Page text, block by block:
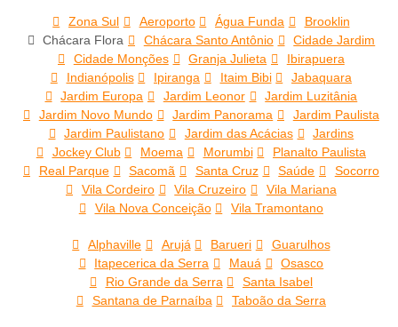
Zona Sul Aeroporto Água Funda
Brooklin
Chácara Flora
Chácara Santo Antônio
Cidade Jardim
Cidade Monções
Granja Julieta
Ibirapuera
Indianópolis
Ipiranga Itaim Bibi
Jabaquara
Jardim Europa
Jardim Leonor
Jardim Luzitânia
Jardim Novo Mundo
Jardim Panorama
Jardim Paulista
Jardim Paulistano
Jardim das Acácias
Jardins
Jockey Club
Moema Morumbi
Planalto Paulista
Real Parque
Sacomã Santa Cruz Saúde
Socorro
Vila Cordeiro
Vila Cruzeiro
Vila Mariana
Vila Nova Conceição
Vila Tramontano
Alphaville Arujá Barueri
Guarulhos
Itapecerica da Serra
Mauá
Osasco
Rio Grande da Serra
Santa Isabel
Santana de Parnaíba
Taboão da Serra